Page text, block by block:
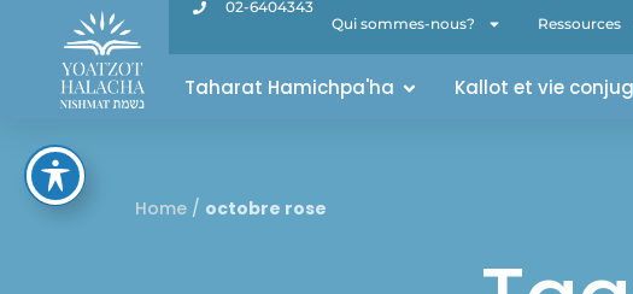
02-6404343
Qui sommes-nous?
Ressources
Taharat Hamichpa'ha Kallot et vie
Home / octobre rose